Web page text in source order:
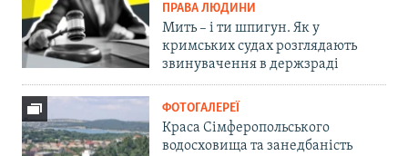
ПРАВА ЛЮДИНИ
Мить – і ти шпигун. Як у
кримських судах розглядають
звинувачення в держзраді
ФОТОГАЛЕРЕЇ
Краса Сімферопольського
водосховища та занедбаність